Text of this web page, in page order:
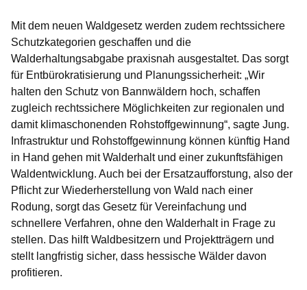
Mit dem neuen Waldgesetz werden zudem rechtssichere
Schutzkategorien geschaffen und die
Walderhaltungsabgabe praxisnah ausgestaltet. Das sorgt
für Entbürokratisierung und Planungssicherheit: „Wir
halten den Schutz von Bannwäldern hoch, schaffen
zugleich rechtssichere Möglichkeiten zur regionalen und
damit klimaschonenden Rohstoffgewinnung“, sagte Jung.
Infrastruktur und Rohstoffgewinnung können künftig Hand
in Hand gehen mit Walderhalt und einer zukunftsfähigen
Waldentwicklung. Auch bei der Ersatzaufforstung, also der
Pflicht zur Wiederherstellung von Wald nach einer
Rodung, sorgt das Gesetz für Vereinfachung und
schnellere Verfahren, ohne den Walderhalt in Frage zu
stellen. Das hilft Waldbesitzern und Projektträgern und
stellt langfristig sicher, dass hessische Wälder davon
profitieren.